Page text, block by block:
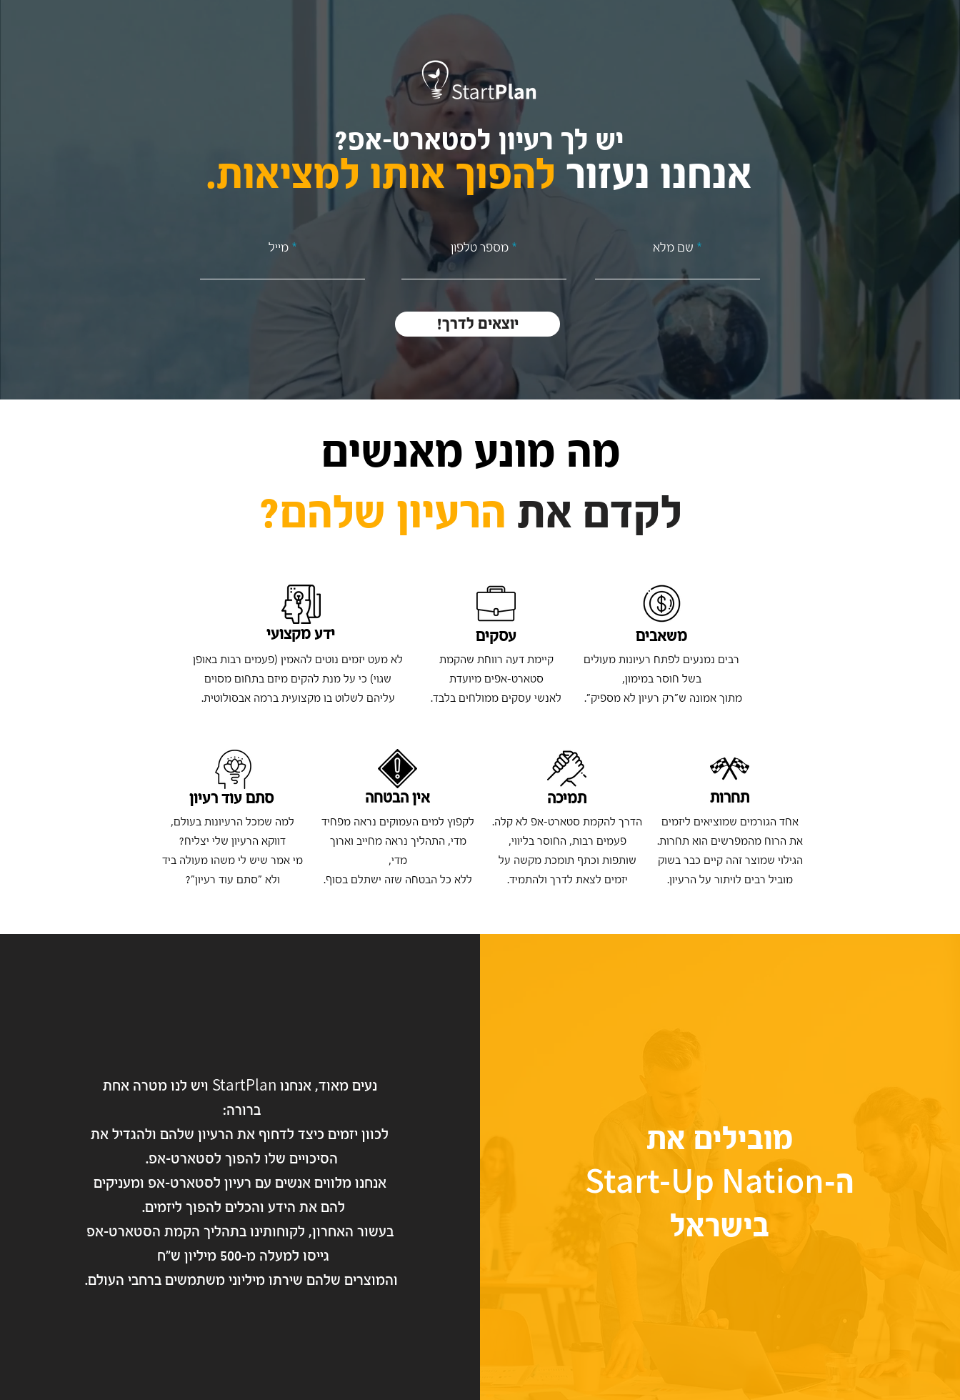
יש לך רעיון לסטארט-אפ?
אנחנו נעזור להפוך אותו למציאות.
מייל מספר טלפון שם מלא
!יוצאים לדרך
מה מונע מאנשים
לקדם את הרעיון שלהם?
ידע מקצועי
לא מעט יזמים נוטים להאמין (פעמים רבות באופן
שגוי) כי על מנת להקים מיזם בתחום מסוים
עליהם לשלוט בו מקצועית ברמה אבסולוטית.
עסקים
קיימת דעה רווחת שהקמת
סטארט-אפים מיועדת
לאנשי עסקים ממולחים בלבד.
משאבים
רבים נמנעים לפתח רעיונות מעולים
בשל חוסר במימון,
מתוך אמונה ש"רק רעיון לא מספיק".
סתם עוד רעיון
למה שמכל הרעיונות בעולם,
דווקא הרעיון שלי יצליח?
מי אמר שיש לי משהו מעולה ביד
ולא "סתם עוד רעיון"?
אין הבטחה
לקפוץ למים העמוקים נראה מפחיד
מדי, התהליך נראה מחייב וארוך
מדי,
ללא כל הבטחה שזה ישתלם בסוף.
תמיכה
הדרך להקמת סטארט-אפ לא קלה.
פעמים רבות, החוסר בליווי,
שותפות וכתף תומכת מקשה על
יזמים לצאת לדרך ולהתמיד.
תחרות
אחד הגורמים שמוציאים ליזמים
את הרוח מהמפרשים הוא תחרות.
הגילוי שמוצר זהה קיים כבר בשוק
מוביל רבים לויתור על הרעיון.
נעים מאוד, אנחנו StartPlan ויש לנו מטרה אחת
ברורה:
לכוון יזמים כיצד לדחוף את הרעיון שלהם ולהגדיל את
הסיכויים שלו להפוך לסטארט-אפ.
אנחנו מלווים אנשים עם רעיון לסטארט-אפ ומעניקים
להם את הידע והכלים להפוך ליזמים.
בעשור האחרון, לקוחותינו בתהליך הקמת הסטארט-אפ
גייסו למעלה מ-500 מיליון ש"ח
והמוצרים שלהם שירתו מיליוני משתמשים ברחבי העולם.
מובילים את
ה-Start-Up Nation
בישראל